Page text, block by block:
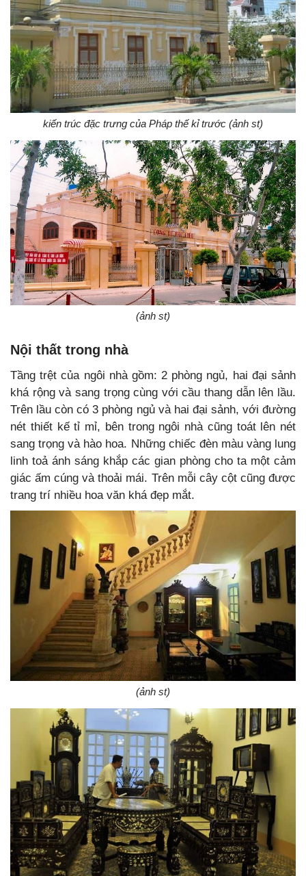
kiến trúc đặc trưng của Pháp thế kỉ trước (ảnh st)
(ảnh st)
Nội thất trong nhà
Tầng trệt của ngôi nhà gồm: 2 phòng ngủ, hai đại sảnh
khá rộng và sang trọng cùng với cầu thang dẫn lên lầu.
Trên lầu còn có 3 phòng ngủ và hai đại sảnh, với đường
nét thiết kế tỉ mỉ, bên trong ngôi nhà cũng toát lên nét
sang trọng và hào hoa. Những chiếc đèn màu vàng lung
linh toả ánh sáng khắp các gian phòng cho ta một cảm
giác ấm cúng và thoải mái. Trên mỗi cây cột cũng được
trang trí nhiều hoa văn khá đẹp mắt.
(ảnh st)